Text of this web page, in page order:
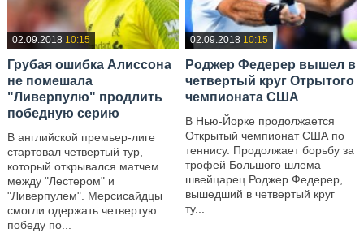
02.09.2018 10:15
Грубая ошибка Алиссона
не помешала
"Ливерпулю" продлить
победную серию
В английской премьер-лиге
стартовал четвертый тур,
который открывался матчем
между "Лестером" и
"Ливерпулем". Мерсисайдцы
смогли одержать четвертую
победу по...
02.09.2018 10:15
Роджер Федерер вышел в
четвертый круг Отрытого
чемпионата США
В Нью-Йорке продолжается
Открытый чемпионат США по
теннису. Продолжает борьбу за
трофей Большого шлема
швейцарец Роджер Федерер,
вышедший в четвертый круг
ту...